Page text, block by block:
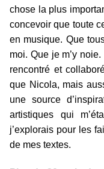
chose la plus
concevoir que toute
en musique. Que
moi. Que je m’y
rencontré et
que Nicola, mais
une source
artistiques qui
j’explorais pour les
de mes textes.